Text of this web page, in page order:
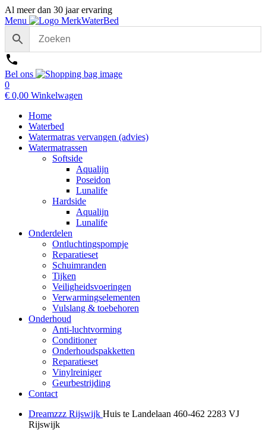
Al meer dan 30 jaar ervaring
Menu
Bel ons
0
€ 0,00 Winkelwagen
Home
Waterbed
Watermatras vervangen (advies)
Watermatrassen
Softside
Aqualijn
Poseidon
Lunalife
Hardside
Aqualijn
Lunalife
Onderdelen
Ontluchtingspompje
Reparatieset
Schuimranden
Tijken
Veiligheidsvoeringen
Verwarmingselementen
Vulslang & toebehoren
Onderhoud
Anti-luchtvorming
Conditioner
Onderhoudspakketten
Reparatieset
Vinylreiniger
Geurbestrijding
Contact
Dreamzzz Rijswijk Huis te Landelaan 460-462 2283 VJ
Rijswijk